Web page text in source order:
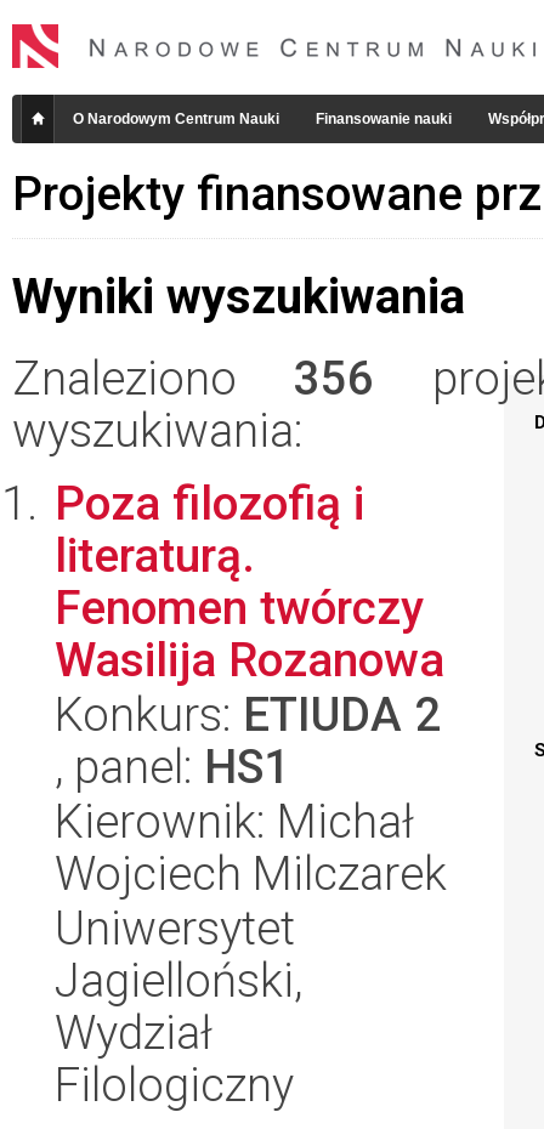
O Narodowym Centrum Nauki Finansowanie nauki
Projekty finansowane
Wyniki wyszukiwania
Znaleziono 356
wyszukiwania:
Poza filozofią i
literaturą.
Fenomen twórczy
Wasilija Rozanowa
Konkurs: ETIUDA 2
, panel: HS1
Kierownik: Michał
Wojciech Milczarek
Uniwersytet
Jagielloński,
Wydział
Filologiczny